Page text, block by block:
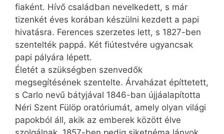
fiaként. Hívő családban nevelkedett, s már
tizenkét éves korában készülni kezdett a papi
hivatásra. Ferences szerzetes lett, s 1827-ben
szentelték pappá. Két fiútestvére ugyancsak
papi pályára lépett.
Életét a szükségben szenvedők
megsegítésének szentelte. Árvaházat építtetett,
s Carlo nevű bátyjával 1846-ban újjáalapította
Néri Szent Fülöp oratóriumát, amely olyan világi
papokból áll, akik az emberek között élve